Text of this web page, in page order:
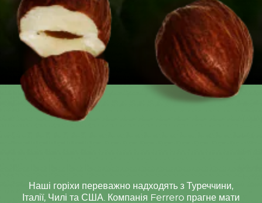
Наші горіхи переважно надходять з Туреччини,
Італії, Чилі та США. Компанія Ferrero прагне мати